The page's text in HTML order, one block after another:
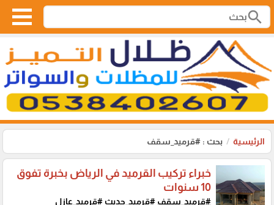
search
الرئيسية بحث : #قرميد_سقف
خبراء تركيب القرميد في الرياض بخبرة تفوق
10 سنوات
#قرميد_سقف #قرميد_حديث #قرميد_عازل